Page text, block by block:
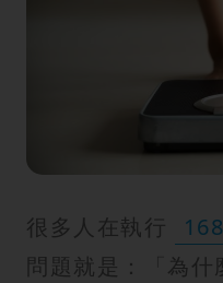
很多人在執行
問題就是：「為